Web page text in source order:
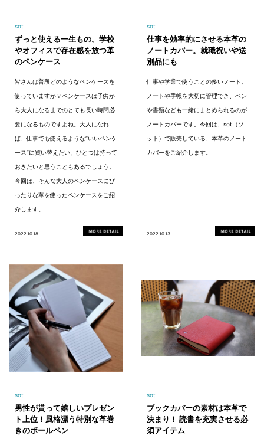
sot
ずっと使える一生もの。学校
やオフィスで存在感を放つ革
のペンケース
皆さんは普段どのようなペンケースを
使っていますか？ペンケースは子供か
ら大人になるまでのとても長い時間必
要になるものですよね。大人になれ
ば、仕事でも使えるような“いいペンケ
ース”に買い替えたい、ひとつは持って
おきたいと思うこともあるでしょう。
今回は、そんな大人のペンケースにぴ
ったりな革を使ったペンケースをご紹
介します。
2022.10.18
sot
仕事を効率的にさせる本革の
ノートカバー。就職祝いや送
別品にも
仕事や学業で使うことの多いノート。
ノートや手帳を大切に管理でき、ペン
や書類なども一緒にまとめられるのが
ノートカバーです。今回は、sot（ソ
ット）で販売している、本革のノート
カバーをご紹介します。
2022.10.13
sot
男性が貰って嬉しいプレゼン
ト上位！風格漂う特別な革巻
きのボールペン
sot
ブックカバーの素材は本革で
決まり！ 読書を充実させる必
須アイテム